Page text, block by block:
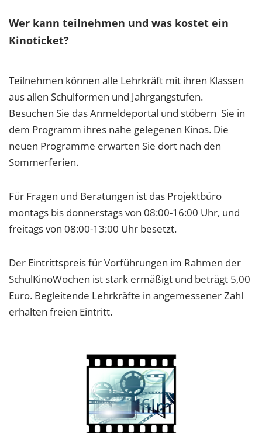
Wer kann teilnehmen und was kostet ein
Kinoticket?
Teilnehmen können alle Lehrkräft mit ihren Klassen
aus allen Schulformen und Jahrgangstufen.
Besuchen Sie das Anmeldeportal und stöbern Sie in
dem Programm ihres nahe gelegenen Kinos. Die
neuen Programme erwarten Sie dort nach den
Sommerferien.
Für Fragen und Beratungen ist das Projektbüro
montags bis donnerstags von 08:00-16:00 Uhr, und
freitags von 08:00-13:00 Uhr besetzt.
Der Eintrittspreis für Vorführungen im Rahmen der
SchulKinoWochen ist stark ermäßigt und beträgt 5,00
Euro. Begleitende Lehrkräfte in angemessener Zahl
erhalten freien Eintritt.